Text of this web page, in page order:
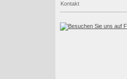
Kontakt